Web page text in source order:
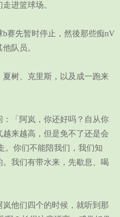
进篮球场。
先暂时停止，然後那些痴nV
队员。
树、克里斯，以及成一跑来
「阿岚，你还好吗？自从你
来越高，但是免不了还是会
。你们不能陪我们，我们知
我们有带水来，先歇息、喝
他们四个的时候，就听到那